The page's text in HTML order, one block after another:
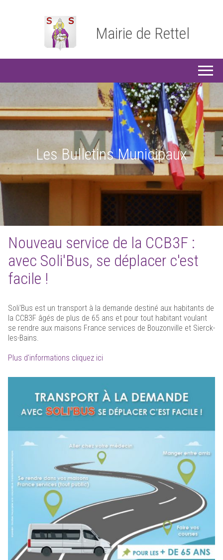
Mairie de Rettel
Les Bulletins Municipaux
Nouveau service de la CCB3F :
avec Soli'Bus, se déplacer c'est
facile !
Soli'Bus est un transport à la demande destiné aux habitants de
la CCB3F âgés de plus de 65 ans et pour tout habitant voulant
se rendre aux maisons France services de Bouzonville et Sierck-
les-Bains.
Plus d'informations cliquez ici